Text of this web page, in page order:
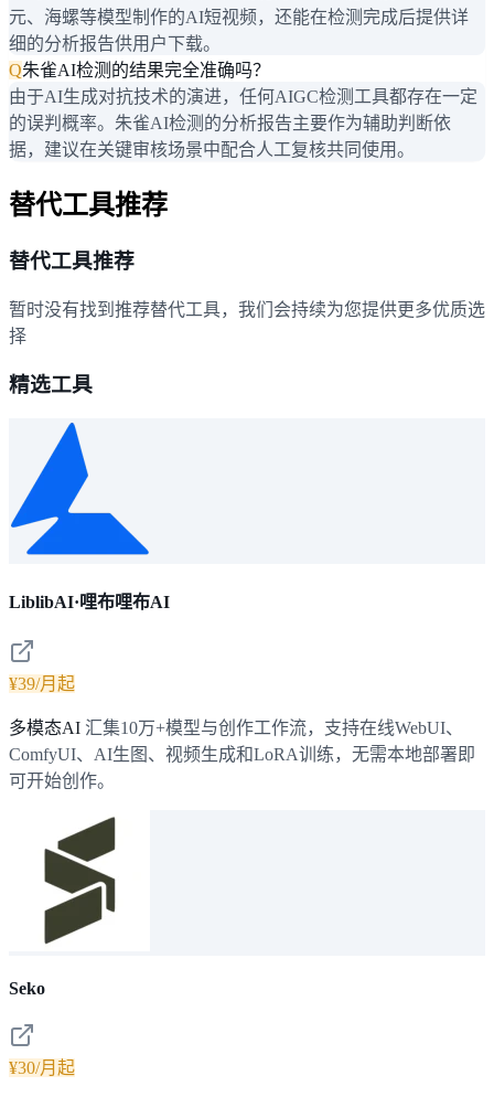
元、海螺等模型制作的AI短视频，还能在检测完成后提供详
细的分析报告供用户下载。
Q朱雀AI检测的结果完全准确吗？
由于AI生成对抗技术的演进，任何AIGC检测工具都存在一定
的误判概率。朱雀AI检测的分析报告主要作为辅助判断依
据，建议在关键审核场景中配合人工复核共同使用。
替代工具推荐
替代工具推荐
暂时没有找到推荐替代工具，我们会持续为您提供更多优质选
择
精选工具
LiblibAI·哩布哩布AI
¥39/月起
多模态AI 汇集10万+模型与创作工作流，支持在线WebUI、
ComfyUI、AI生图、视频生成和LoRA训练，无需本地部署即
可开始创作。
Seko
¥30/月起